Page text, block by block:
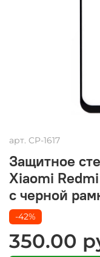
арт. CP-1617
Защитное
Xiaomi
с черной
-42%
350.00